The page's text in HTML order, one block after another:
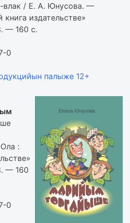
влак / Е. А. Юнусова. —
издательстве»
— 160 с.
0
палыже 12+
:
— 160
0